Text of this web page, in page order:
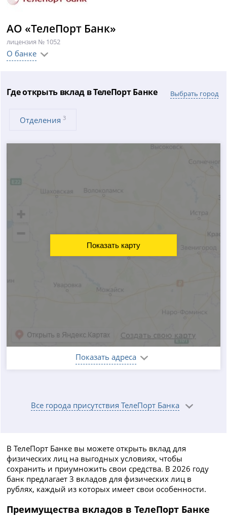
АО «ТелеПорт Банк»
лицензия № 1052
О банке
Где открыть вклад в ТелеПорт Банке Выбрать город
Отделения3
Показать адреса
Показать карту
Все города присутствия ТелеПорт Банка
В ТелеПорт Банке вы можете открыть вклад для
физических лиц на выгодных условиях, чтобы
сохранить и приумножить свои средства. В 2026 году
банк предлагает 3 вкладов для физических лиц в
рублях, каждый из которых имеет свои особенности.
Преимущества вкладов в ТелеПорт Банке